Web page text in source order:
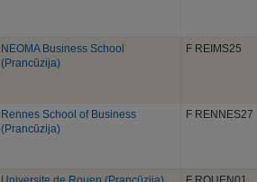
NEOMA Business School
(Prancūzija)
F REIMS25
Rennes School of Business
(Prancūzija)
F RENNES27